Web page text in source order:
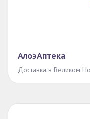
АлоэАптека
Доставка в Великом